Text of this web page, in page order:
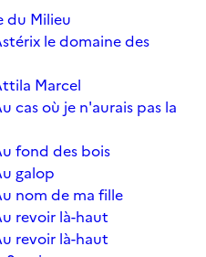
du Milieu
le domaine des
Marcel
cas où je n'aurais pas la
fond des bois
galop
nom de ma fille
revoir là-haut
revoir là-haut